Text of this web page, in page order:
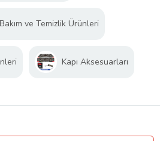
ve Temizlik Ürünleri
Kapı Aksesuarları